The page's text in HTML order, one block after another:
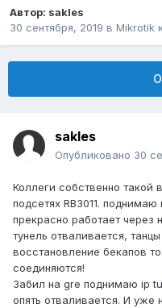
Автор: sakles
30 сентября, 2019 в Mikrotik
sakles
Опубликовано 30
Коллеги собственно такой
подсетях RB3011.
прекрасно работает через
тунель отваливается,
восстановление бекапов
соединяются!
Забил на gre поднимаю ip
опять отваливается. И уже